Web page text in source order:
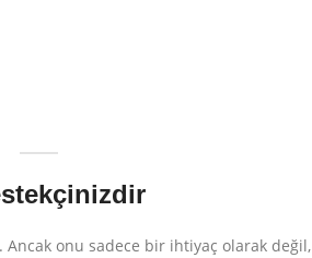
Ancak onu sadece bir ihtiyaç olarak değil,